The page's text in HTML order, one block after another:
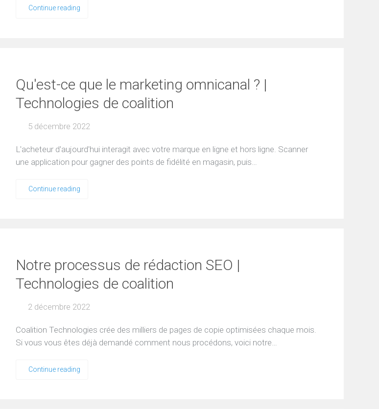
Continue reading
Qu'est-ce que le marketing omnicanal ? |
Technologies de coalition
5 décembre 2022
L'acheteur d'aujourd'hui interagit avec votre marque en ligne et hors ligne. Scanner
une application pour gagner des points de fidélité en magasin, puis…
Continue reading
Notre processus de rédaction SEO |
Technologies de coalition
2 décembre 2022
Coalition Technologies crée des milliers de pages de copie optimisées chaque mois.
Si vous vous êtes déjà demandé comment nous procédons, voici notre…
Continue reading